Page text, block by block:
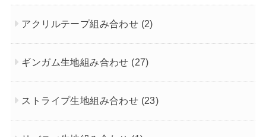
アクリルテープ組み合わせ (2)
ギンガム生地組み合わせ (27)
ストライプ生地組み合わせ (23)